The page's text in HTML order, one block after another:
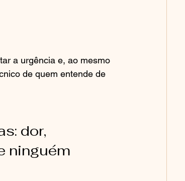
a urgência e, ao mesmo
de quem entende de
dor,
ninguém